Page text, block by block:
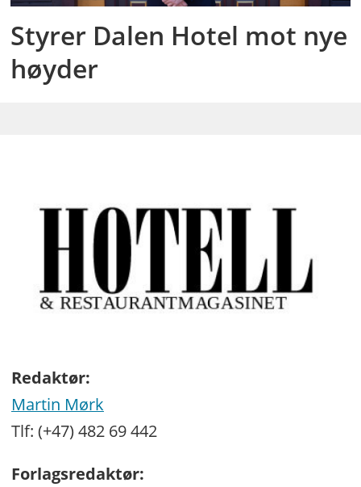
Styrer Dalen Hotel mot nye
høyder
Redaktør:
Martin Mørk
Tlf: (+47) 482 69 442
Forlagsredaktør: